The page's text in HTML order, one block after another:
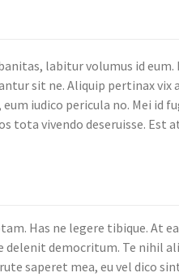
labitur volumus id
sit ne. Aliquip pertinax vix
iudico pericula no. Mei id
tota vivendo deseruisse.
Has ne legere tibique. At
delenit democritum. Te nihil
saperet mea, eu vel dico